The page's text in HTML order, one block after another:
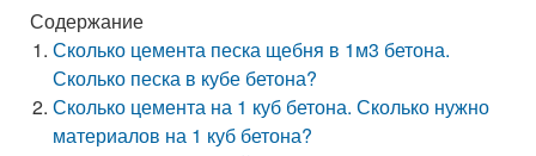
Содержание
Сколько цемента песка щебня в 1м3 бетона.
Сколько песка в кубе бетона?
Сколько цемента на 1 куб бетона. Сколько нужно
материалов на 1 куб бетона?